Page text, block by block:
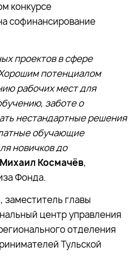
конкурсе
софинансирование
проектов в сфере
потенциалом
рабочих мест для
заботе о
нестандартные решения
обучающие
новичков до
Михаил Космачёв,
Фонда.
, заместитель главы
центр управления
отделения
Тульской